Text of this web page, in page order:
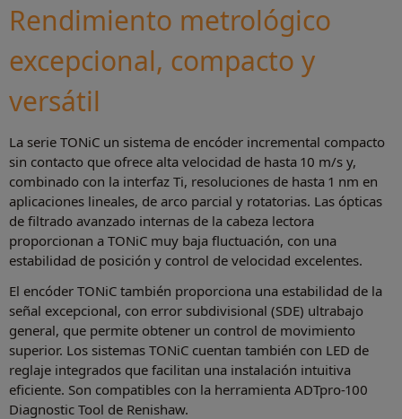
Rendimiento metrológico
excepcional, compacto y
versátil
La serie TONiC un sistema de encóder incremental compacto
sin contacto que ofrece alta velocidad de hasta 10 m/s y,
combinado con la interfaz Ti, resoluciones de hasta 1 nm en
aplicaciones lineales, de arco parcial y rotatorias. Las ópticas
de filtrado avanzado internas de la cabeza lectora
proporcionan a TONiC muy baja fluctuación, con una
estabilidad de posición y control de velocidad excelentes.
El encóder TONiC también proporciona una estabilidad de la
señal excepcional, con error subdivisional (SDE) ultrabajo
general, que permite obtener un control de movimiento
superior. Los sistemas TONiC cuentan también con LED de
reglaje integrados que facilitan una instalación intuitiva
eficiente. Son compatibles con la herramienta ADTpro-100
Diagnostic Tool de Renishaw.